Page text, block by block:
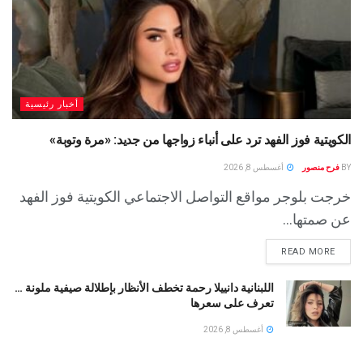
أخبار رئيسية
الكويتية فوز الفهد ترد على أنباء زواجها من جديد: «مرة وتوبة» ‏
BY فرح منصور أغسطس 8, 2026
خرجت بلوجر مواقع التواصل الاجتماعي الكويتية فوز الفهد
عن صمتها...
READ MORE
اللبنانية دانييلا رحمة تخطف الأنظار بإطلالة صيفية ملونة …
تعرف على سعرها
أغسطس 8, 2026